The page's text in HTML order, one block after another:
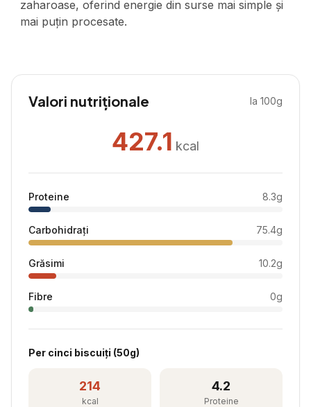
zaharoase, oferind energie din surse mai simple și
mai puțin procesate.
Valori nutriționale la 100g
427.1 kcal
Proteine 8.3g
Carbohidrați 75.4g
Grăsimi 10.2g
Fibre 0g
Per cinci biscuiți (50g)
214
kcal
4.2
Proteine